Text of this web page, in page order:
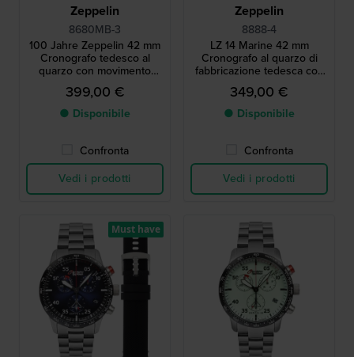
Zeppelin
8680MB-3
100 Jahre Zeppelin 42 mm
Cronografo tedesco al
quarzo con movimento
svizzero e quadrante
luminoso
399,00 €
● Disponibile
Confronta
Vedi i prodotti
Zeppelin
8888-4
LZ 14 Marine 42 mm
Cronografo al quarzo di
fabbricazione tedesca con
movimento svizzero
349,00 €
● Disponibile
Confronta
Vedi i prodotti
Must have